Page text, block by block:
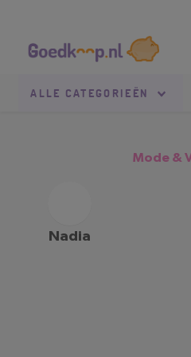
inhoud
ALLE CATEGORIEËN
Nadia
Mode &